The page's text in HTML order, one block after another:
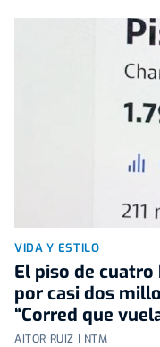
VIDA Y ESTILO
El piso de cuatro
por casi dos
“Corred que
AITOR RUIZ | NTM